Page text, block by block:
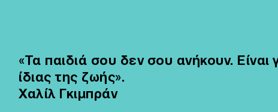
«Τα παιδιά σου δεν σου ανήκουν. Είναι
ίδιας της ζωής».
Χαλίλ Γκιμπράν